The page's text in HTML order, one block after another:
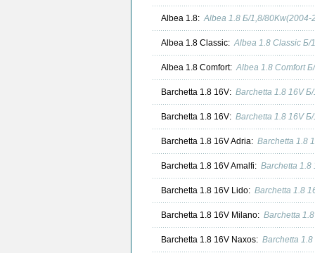
Albea 1.8:Albea 1.8 Б/1,8/80Kw(2004-
Albea 1.8 Classic:Albea 1.8 Classic Б/
Albea 1.8 Comfort:Albea 1.8 Comfort
Barchetta 1.8 16V: Barchetta 1.8 16V
Barchetta 1.8 16V: Barchetta 1.8 16V
Barchetta 1.8 16V Adria: Barchetta 1.8
Barchetta 1.8 16V Amalfi: Barchetta 1.8
Barchetta 1.8 16V Lido: Barchetta 1.8
Barchetta 1.8 16V Milano: Barchetta
Barchetta 1.8 16V Naxos: Barchetta